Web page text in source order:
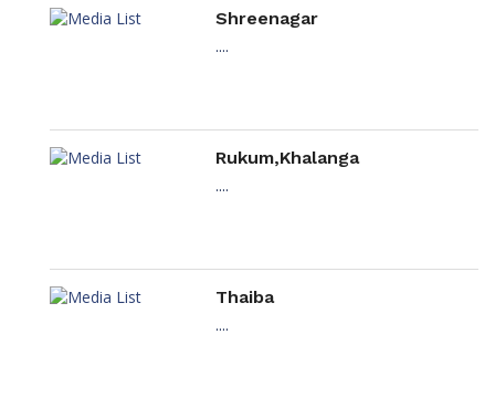
Shreenagar
....
Rukum,Khalanga
....
Thaiba
....